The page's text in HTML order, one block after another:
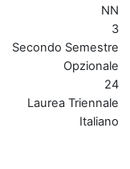
NN
3
Secondo Semestre
Opzionale
24
Laurea Triennale
Italiano